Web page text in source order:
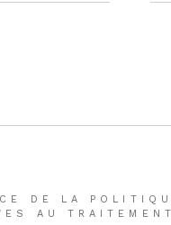
DE LA
AU